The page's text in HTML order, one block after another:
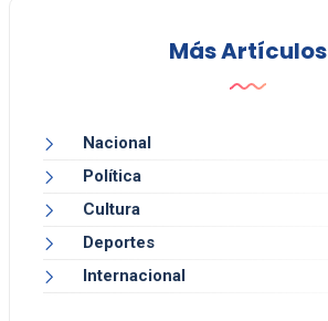
Más Artículos
Nacional
Política
Cultura
Deportes
Internacional